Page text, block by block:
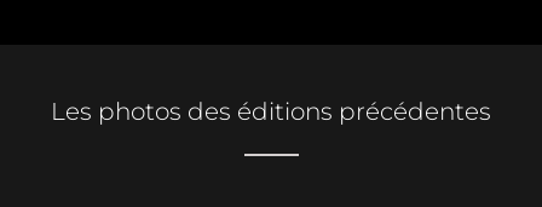
Les photos des éditions précédentes